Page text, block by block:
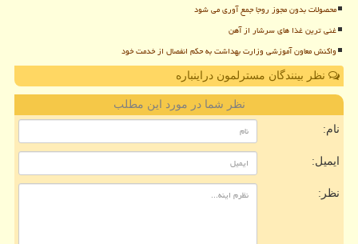
محصولات بدون مجوز روجا جمع آوری می شود
غنی ترین غذا های سرشار از آهن
واکنش معاون آموزشی وزارت بهداشت به حکم انفصال از خدمت خود
نظر بینندگان مسترلمون دراینباره
نظر شما در مورد این مطلب
نام:
ایمیل:
نظر: